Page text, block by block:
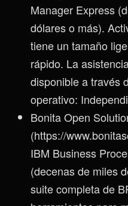
Manager Express
dólares o más).
tiene un tamaño
rápido. La
disponible a través
operativo:
Bonita Open
(https://
IBM Business
(decenas de miles
suite completa de